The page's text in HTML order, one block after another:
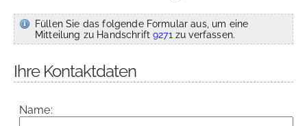
Füllen Sie das folgende Formular aus, um eine
Mitteilung zu Handschrift9271 zu verfassen.
Ihre Kontaktdaten
Name: